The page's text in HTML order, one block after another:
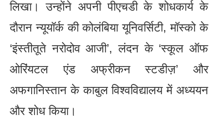
लिखा। उन्होंने अपनी पीएचडी के शोधकार्य के
दौरान न्यूयॉर्क की कोलंबिया यूनिवर्सिटी, मॉस्को के
‘इंस्तीतूते नरोदोव आजी’, लंदन के ‘स्कूल ऑफ
ओरिंयटल एंड अफ्रीकन स्टडीज़’ और
अफगानिस्तान के काबुल विश्वविद्यालय में अध्ययन
और शोध किया।